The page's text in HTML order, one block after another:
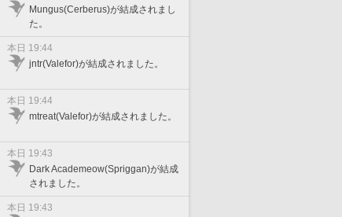
Mungus(Cerberus)が結成されまし
た。
本日 19:44
jntr(Valefor)が結成されました。
本日 19:44
mtreat(Valefor)が結成されました。
本日 19:43
Dark Academeow(Spriggan)が結成
されました。
本日 19:43